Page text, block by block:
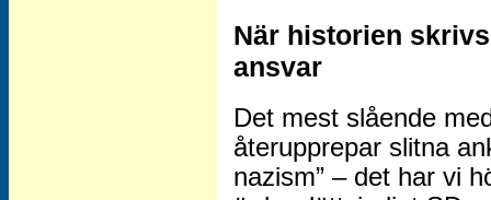
När historien
ansvar
Det mest slående
återupprepar slitna
nazism” – det har vi